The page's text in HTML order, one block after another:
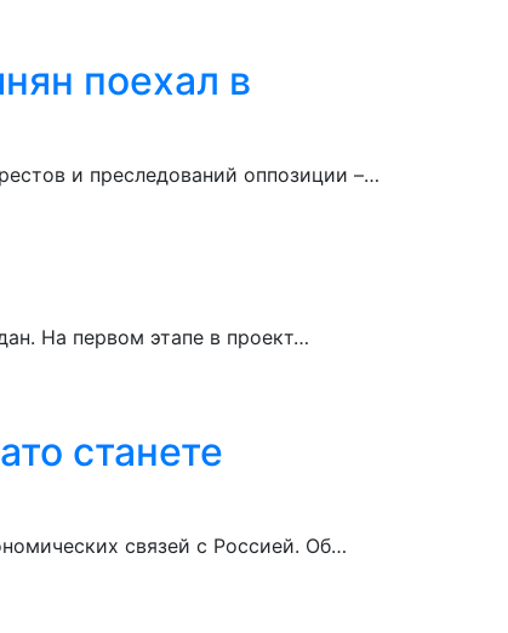
поехал в
и преследований оппозиции –…
На первом этапе в проект…
станете
связей с Россией. Об…